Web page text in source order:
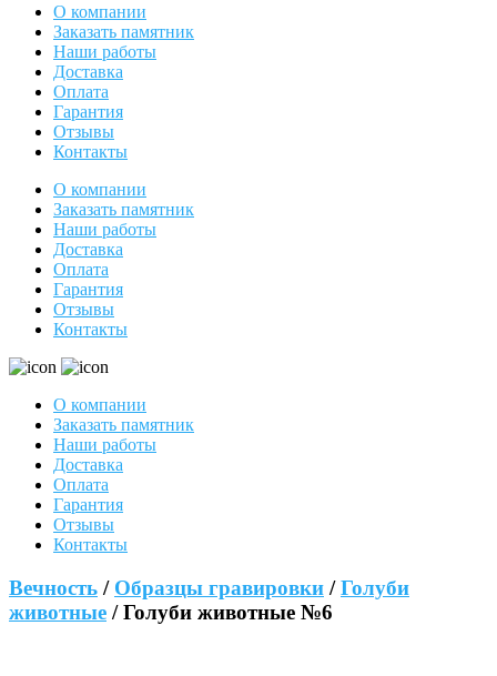
О компании
Заказать памятник
Наши работы
Доставка
Оплата
Гарантия
Отзывы
Контакты
О компании
Заказать памятник
Наши работы
Доставка
Оплата
Гарантия
Отзывы
Контакты
О компании
Заказать памятник
Наши работы
Доставка
Оплата
Гарантия
Отзывы
Контакты
Вечность / Образцы гравировки /Голуби
животные / Голуби животные №6